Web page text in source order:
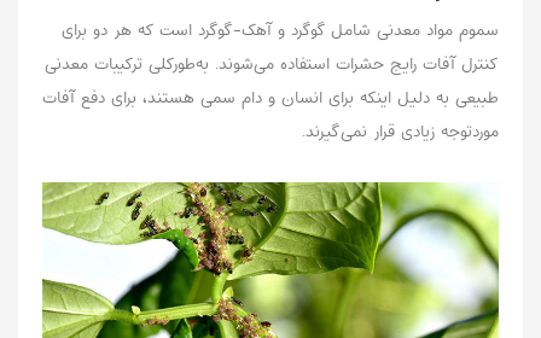
سموم مواد معدنی شامل گوگرد و آهک-گوگرد است که هر دو برای
کنترل آفات رایج حشرات استفاده می‌شوند. به‌طور‌کلی ترکیبات معدنی
طبیعی به دلیل اینکه برای انسان و دام سمی هستند، برای دفع آفات
مورد‌توجه زیادی قرار نمی‌‌گیرند.